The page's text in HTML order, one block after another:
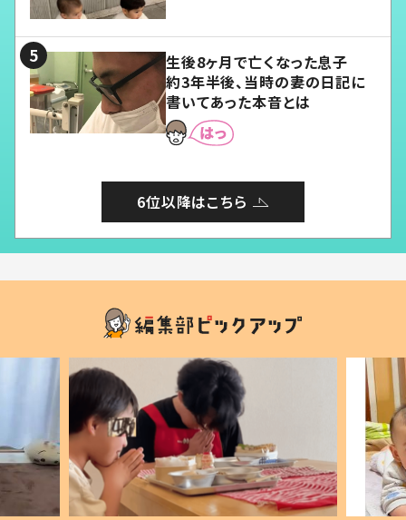
生後8ヶ月で亡くなった息子
約3年半後、当時の妻の日記に
書いてあった本音とは
6位以降はこちら